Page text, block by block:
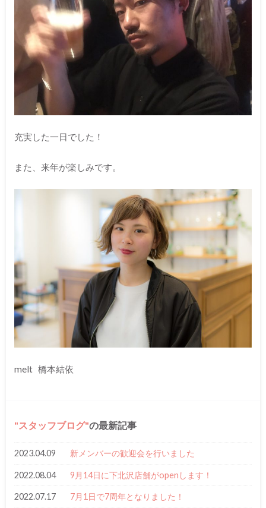
充実した一日でした！
また、来年が楽しみです。
melt 橋本結依
スタッフブログ の最新記事
2023.04.09 新メンバーの歓迎会を行いました
2022.08.04 9月14日に下北沢店舗がopenします！
2022.07.17 7月1日で7周年となりました！